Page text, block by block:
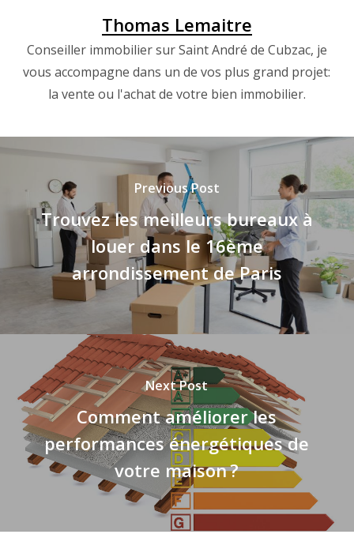
Thomas Lemaitre
Conseiller immobilier sur Saint André de Cubzac, je
vous accompagne dans un de vos plus grand projet:
la vente ou l'achat de votre bien immobilier.
Previous Post
Trouvez les meilleurs bureaux à
louer dans le 16ème
arrondissement de Paris
Next Post
Comment améliorer les
performances énergétiques de
votre maison ?